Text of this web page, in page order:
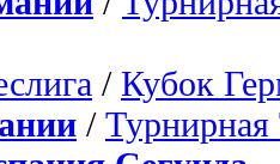
/ Кубок
/ Турнирная